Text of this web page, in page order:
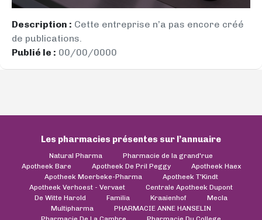
Description : Cette entreprise n’a pas encore créé
de publications.
Publié le : 00/00/0000
Les pharmacies présentes sur l’annuaire
Natural Pharma
Pharmacie de la grand'rue
Apotheek Bare
Apotheek De Pril Peggy
Apotheek Haex
Apotheek Moerbeke-Pharma
Apotheek T'Kindt
Apotheek Verhoest - Vervaet
Centrale Apotheek Dupont
De Witte Harold
Familia Kraaienhof
Mecla
Multipharma
PHARMACIE ANNE HANSELIN